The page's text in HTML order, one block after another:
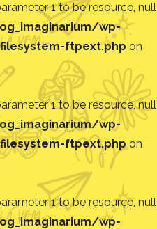
1 to be resource, null
wp-
ftpext.php on
1 to be resource, null
wp-
ftpext.phpon
1 to be resource, null
wp-